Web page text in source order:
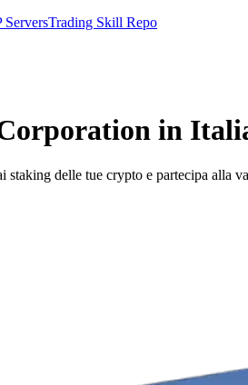
ServersTrading Skill Repo
in
delle tue crypto e partecipa alla